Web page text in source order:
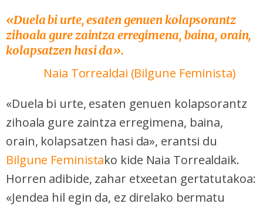
«Duela bi urte, esaten genuen kolapsorantz
zihoala gure zaintza erregimena, baina, orain,
kolapsatzen hasi da».
Naia Torrealdai (Bilgune Feminista)
«Duela bi urte, esaten genuen kolapsorantz
zihoala gure zaintza erregimena, baina,
orain, kolapsatzen hasi da», erantsi du
Bilgune Feministako kide Naia Torrealdaik.
Horren adibide, zahar etxeetan gertatutakoa:
«Jendea hil egin da, ez direlako bermatu